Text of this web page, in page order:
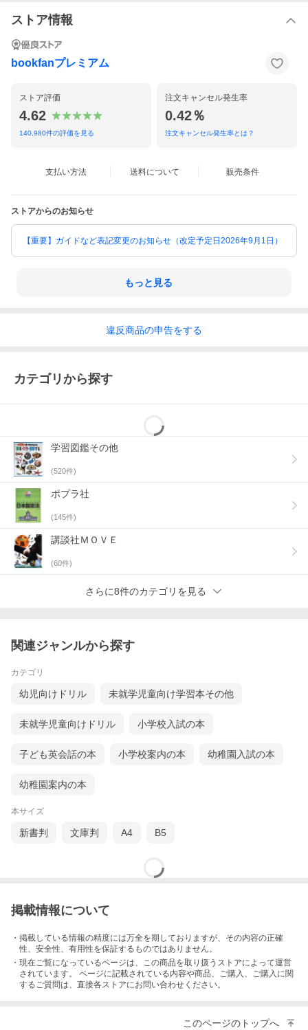
ストア情報
bookfanプレミアム
ストア評価
4.62
140,980件の評価を見る
注文キャンセル発生率
0.42％
注文キャンセル発生率とは？
支払い方法 送料について 販売条件
ストアからのお知らせ
【重要】ガイドなど表記変更のお知らせ（改定予定日2026年9月1日）
もっと見る
違反商品の申告をする
カテゴリから探す
学習図鑑その他
(520件)
ポプラ社
(145件)
講談社ＭＯＶＥ
(60件)
さらに8件のカテゴリを見る
関連ジャンルから探す
カテゴリ
幼児向けドリル 未就学児童向け学習本その他
未就学児童向けドリル 小学校入試の本
子ども英会話の本 小学校案内の本 幼稚園入試の本
幼稚園案内の本
本サイズ
新書判 文庫判 A4 B5
掲載情報について
・掲載している情報の精度には万全を期しておりますが、その内容の正確
性、安全性、有用性を保証するものではありません。
・現在ご覧になっているページは、この商品を取り扱うストアによって運営
されています。 ページに記載されている内容や商品、ご購入 、ご購入に関
するご質問は、直接各ストアにお問い合わせください。
このページのトップへ